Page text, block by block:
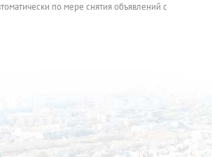
по мере снятия объявлений с